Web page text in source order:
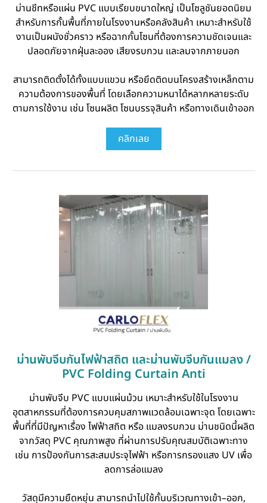
ม่านชีทหรือแผ่น PVC แบบเรียบขนาดใหญ่ เป็นโซลูชันยอดนิยม
สำหรับการกั้นพื้นที่ภายในโรงงานหรือคลังสินค้า เหมาะสำหรับใช้
งานเป็นผนังชั่วคราว หรือฉากกั้นโซนที่ต้องการความชัดเจนและ
ปลอดภัยจากฝุ่นละออง เสียงรบกวน และลมจากภายนอก
สามารถติดตั้งได้ทั้งแบบแขวน หรือยึดติดบนโครงสร้างเหล็กตาม
ความต้องการของพื้นที่ โดยเลือกความหนาได้หลากหลายระดับ
ตามการใช้งาน เช่น โซนผลิต โซนบรรจุสินค้า หรือทางเดินเข้าออก
คลิกเลย
ม่านพับจีบกันไฟฟ้าสถิต และม่านพับจีบกันแมลง /
PVC Folding Curtain Anti
ม่านพับจีบ PVC แบบแผ่นม้วน เหมาะสำหรับใช้ในโรงงาน
อุตสาหกรรมที่ต้องการควบคุมสภาพแวดล้อมเฉพาะจุด โดยเฉพาะ
พื้นที่ที่มีปัญหาเรื่อง ไฟฟ้าสถิต หรือ แมลงรบกวน ม่านชนิดนี้ผลิต
จากวัสดุ PVC คุณภาพสูง ที่ผ่านการปรับคุณสมบัติเฉพาะทาง
เช่น การป้องกันการสะสมประจุไฟฟ้า หรือการกรองแสง UV เพื่อ
ลดการล่อแมลง
วัสดุมีความยืดหยุ่น สามารถนำไปใช้กั้นบริเวณทางเข้า–ออก,